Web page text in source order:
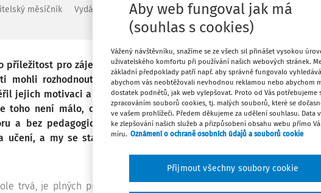
měsíčník Vydání: 10/2023 11 minut čtení
příležitost pro zájemce o učitelství z jiných oborů, aby se
mohli rozhodnout, jestli je pro ně učitelství to pravé.
jejich motivaci a poskytl zážitek sebe sama v učitelské
toho není málo, co musíte udělat, pokud se chcete za
a bez pedagogické kvalifikace, dbáme na to, aby se
učení, a my se staráme o všechno ostatní – zejména o
trvá, je plných příležitostí pro vzájemné otázky, reflexi a
Aby web fungoval jak má
(souhlas s cookies)
Vážený návštěvníku, snažíme se ze všech sil přinášet vysokou
uživatelského komfortu při používání našich webových stránek.
základní předpoklady patří např. aby správně fungovalo
abychom vás neobtěžovali nevhodnou reklamou nebo abychom
dostatek podnětů, jak web vylepšovat. Proto od Vás potřebujeme
zpracováním souborů cookies, tj. malých souborů, které se
ve vašem prohlížeči. Předem děkujeme za udělení souhlasu. Data
ke zlepšování našich služeb a přizpůsobení obsahu webu přímo
míru. Oznámení o ochraně osobních údajů a souborů cookie
Přijmout všechny soubory cookie